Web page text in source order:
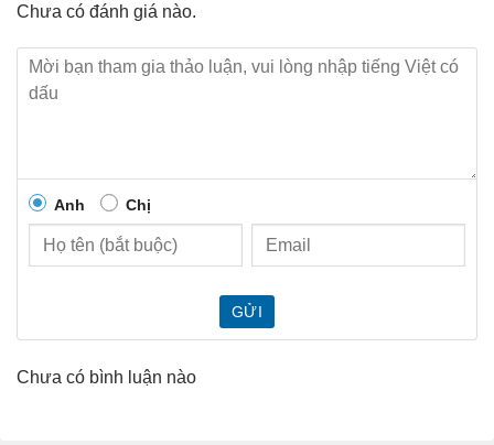
Chưa có đánh giá nào.
Anh Chị
GỬI
Chưa có bình luận nào